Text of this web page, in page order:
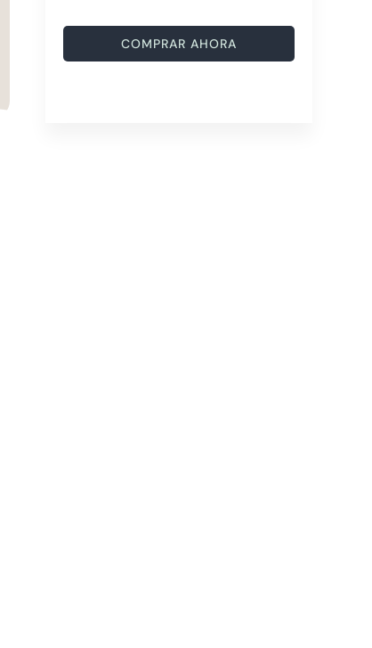
COMPRAR AHORA